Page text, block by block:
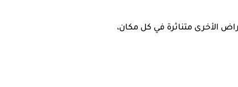
الأخرى متناثرة في كل مكان،